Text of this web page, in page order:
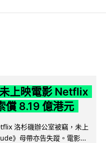
上映電影 Netflix
償 8.19 億港元
洛杉磯辦公室被竊，未上
》母帶亦告失蹤。電影...